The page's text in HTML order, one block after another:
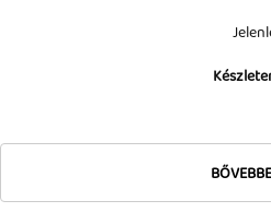
Szállítás, fizetés, garancia